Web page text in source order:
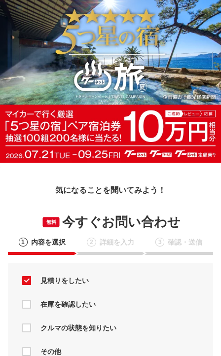
気になることを聞いてみよう！
無料 今すぐお問い合わせ
1 内容を選択 2 詳細を入力 3 確認・送信
見積りをしたい
在庫を確認したい
クルマの状態を知りたい
その他